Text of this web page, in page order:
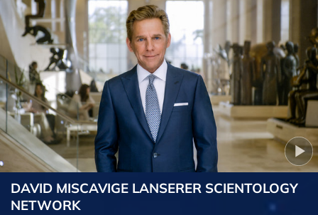
DAVID MISCAVIGE LANSERER SCIENTOLOGY
NETWORK